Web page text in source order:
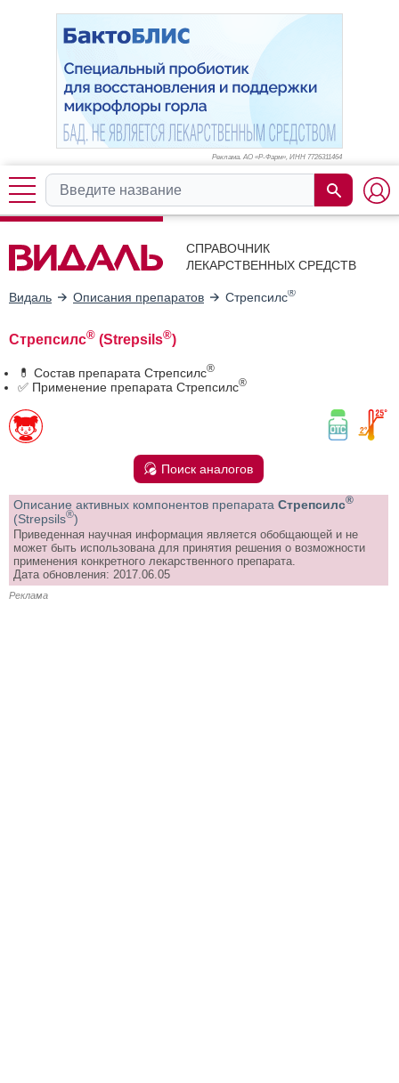
Реклама. АО «Р-Фарм», ИНН 7726311464
СПРАВОЧНИК
ЛЕКАРСТВЕННЫХ СРЕДСТВ
Видаль Описания препаратов Стрепсилс®
Стрепсилс® (Strepsils®)
💊 Состав препарата Стрепсилс®
✅ Применение препарата Стрепсилс®
Поиск аналогов
Описание активных компонентов препарата Стрепсилс®
(Strepsils®)
Приведенная научная информация является обобщающей и не
может быть использована для принятия решения о возможности
применения конкретного лекарственного препарата.
Дата обновления: 2017.06.05
Реклама